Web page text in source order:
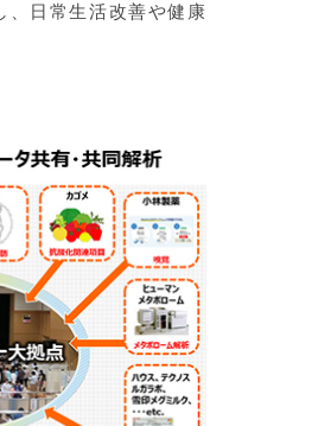
日常生活改善や健康